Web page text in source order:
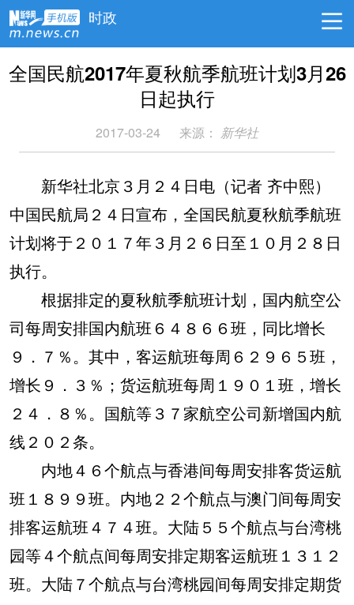
时政
全国民航2017年夏秋航季航班计划3月26
日起执行
2017-03-24 来源： 新华社
新华社北京３月２４日电（记者 齐中熙）
中国民航局２４日宣布，全国民航夏秋航季航班
计划将于２０１７年３月２６日至１０月２８日
执行。
根据排定的夏秋航季航班计划，国内航空公
司每周安排国内航班６４８６６班，同比增长
９．７％。其中，客运航班每周６２９６５班，
增长９．３％；货运航班每周１９０１班，增长
２４．８％。国航等３７家航空公司新增国内航
线２０２条。
内地４６个航点与香港间每周安排客货运航
班１８９９班。内地２２个航点与澳门间每周安
排客运航班４７４班。大陆５５个航点与台湾桃
园等４个航点间每周安排定期客运航班１３１２
班。大陆７个航点与台湾桃园间每周安排定期货